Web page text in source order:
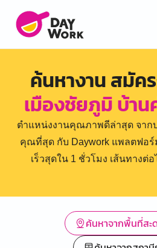
ค้นหางาน สมัค
เมืองชัยภูมิ บ้าน
ตำแหน่งงานคุณภาพดีล่าสุด จา
คุณที่สุด กับ Daywork แพลตฟอ
เร็วสุดใน 1 ชั่วโมง เส้นทาง
ค้นหาจากพื้นที่สะ